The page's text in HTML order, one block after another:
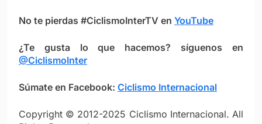
No te pierdas #CiclismoInterTV en YouTube
¿Te gusta lo que hacemos? síguenos en
@CiclismoInter
Súmate en Facebook: Ciclismo Internacional
Copyright © 2012-2025 Ciclismo Internacional. All